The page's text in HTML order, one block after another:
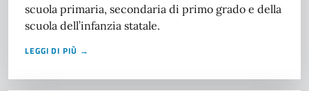
scuola primaria, secondaria di primo grado e della
scuola dell’infanzia statale.
LEGGI DI PIÙ →